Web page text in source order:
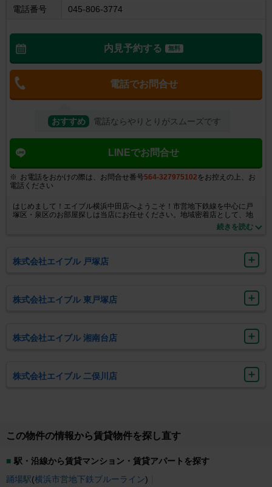
電話番号 045-806-3774
内見予約する 無料
電話でお問合せ
おすすめ 電話ならやりとりがスムーズです
LINEでお問合せ
お電話をおかけの際は、お問合せ番号564-327975102 をお控えの上、お
電話ください
はじめまして！エイブル横浜中田店へようこそ！市営地下鉄線を中心に戸
塚区・泉区のお部屋探しは当店にお任せください。地域密着店として、地
元に詳しいプロスタッフがお客様のお部屋探しを全力でサポートさせてい
ただきます！また、大和市や藤沢市など幅広く物件情報を取り扱っており
構いません！お客様のお悩みを経験豊富なスタッフが解決させて頂きま
す！皆様のご来店心よりお待ちしております！
続きを読む
株式会社エイブル 戸塚店
株式会社エイブル 東戸塚店
株式会社エイブル 湘南台店
株式会社エイブル 二俣川店
この物件の情報から賃貸物件を探し直す
駅・沿線から賃貸マンション・賃貸アパートを探す
踊場駅(横浜市営地下鉄ブルーライン)